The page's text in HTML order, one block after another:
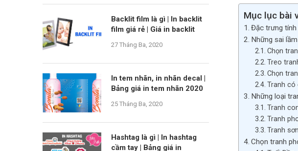
Mục lục bài
Đặc trưng tính
Những sai
Chọn
Treo
Chọn
Tranh có
Những loại
Tranh
Tranh
Tranh
Chọn tranh
Backlit film là gì | In backlit
film giá rẻ | Giá in backlit
27 Tháng Ba, 2020
In tem nhãn, in nhãn decal |
Bảng giá in tem nhãn 2020
25 Tháng Ba, 2020
Hashtag là gì | In hashtag
cầm tay | Bảng giá in